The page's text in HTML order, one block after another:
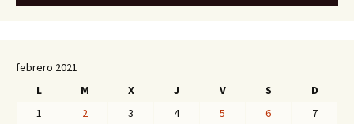
febrero 2021
L
M X J V S
D
1
2 3 4 5 6
7